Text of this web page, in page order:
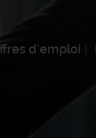
d'emploi